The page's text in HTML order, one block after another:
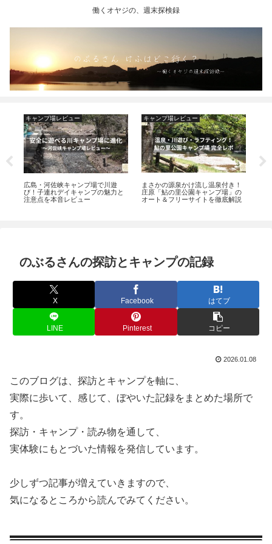
働くオヤジの、週末探検録
キャンプ場レビュー
広島・河佐峡キャンプ場で川遊
び！子連れデイキャンプの魅力と
注意点を本音レビュー
キャンプ場レビュー
まさかの源泉かけ流し温泉付き！
庄原「鮎の里公園キャンプ場」の
オート＆フリーサイトを徹底解説
のぶるさんの探訪とキャンプの記録
X Facebook はてブ
LINE Pinterest コピー
2026.01.08
このブログは、探訪とキャンプを軸に、
実際に歩いて、感じて、ぼやいた記録をまとめた場所で
す。
探訪・キャンプ・読み物を通して、
実体験にもとづいた情報を発信しています。
少しずつ記事が増えていきますので、
気になるところから読んでみてください。